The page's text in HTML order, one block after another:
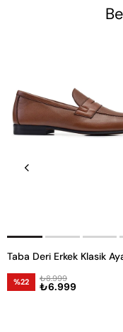
Taba Deri Erkek Klasik
%22 ₺6.999
₺8.999